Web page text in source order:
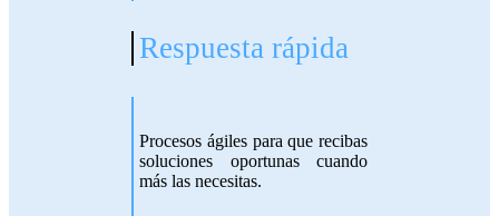
Respuesta rápida
Procesos ágiles para que recibas
soluciones oportunas cuando
más las necesitas.